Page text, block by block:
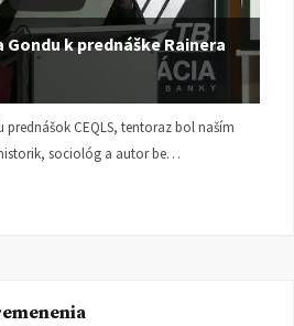
k prednáške Rainera
CEQLS, tentoraz bol naším
sociológ a autor be…